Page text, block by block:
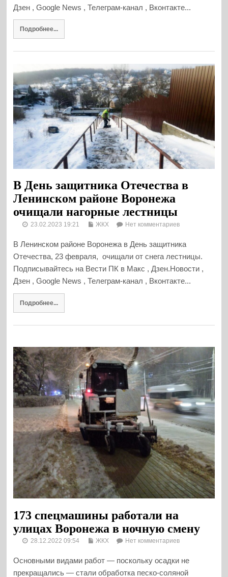
Дзен , Google News , Телеграм-канал , Вконтакте...
Подробнее...
В День защитника Отечества в
Ленинском районе Воронежа
очищали нагорные лестницы
23.02.2023 19:21 ЖКХ Нет комментариев
В Ленинском районе Воронежа в День защитника
Отечества, 23 февраля, очищали от снега лестницы.
Подписывайтесь на Вести ПК в Макс , Дзен.Новости ,
Дзен , Google News , Телеграм-канал , Вконтакте...
Подробнее...
173 спецмашины работали на
улицах Воронежа в ночную смену
28.12.2022 09:54 ЖКХ Нет комментариев
Основными видами работ — поскольку осадки не
прекращались — стали обработка песко-соляной